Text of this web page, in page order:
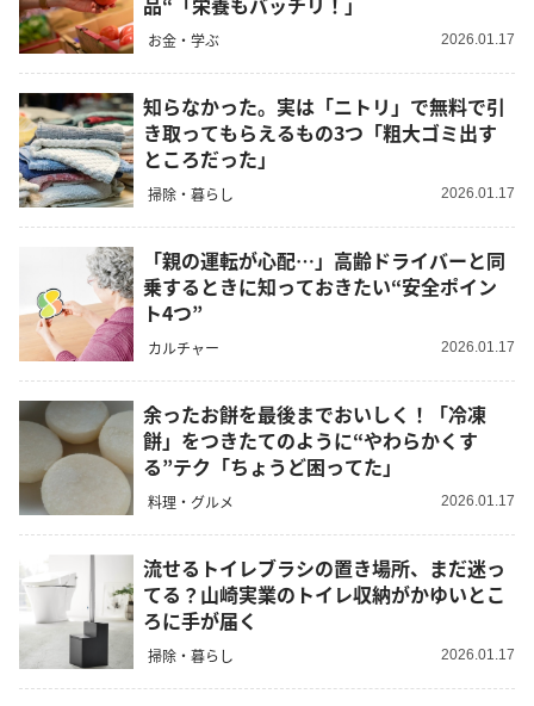
お金・学ぶ 2026.01.17
知らなかった。実は「ニトリ」で無料で引
き取ってもらえるもの3つ「粗大ゴミ出す
ところだった」
掃除・暮らし 2026.01.17
「親の運転が心配…」高齢ドライバーと同
乗するときに知っておきたい“安全ポイン
ト4つ”
カルチャー 2026.01.17
余ったお餅を最後までおいしく！「冷凍
餅」をつきたてのように“やわらかくす
る”テク「ちょうど困ってた」
料理・グルメ 2026.01.17
流せるトイレブラシの置き場所、まだ迷っ
てる？山崎実業のトイレ収納がかゆいとこ
ろに手が届く
掃除・暮らし 2026.01.17